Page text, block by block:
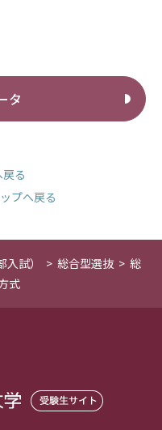
タ
プへ戻る
る
試） > 総合型選抜 > 総
式